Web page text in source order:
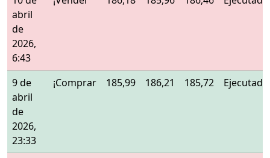
abril
de
2026,
6:43
9 de
abril
de
2026,
23:33
¡Comprar 185,99 186,21 185,72 Ejecutado